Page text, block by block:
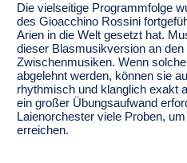
Die vielseitige Programmfolge
des Gioacchino Rossini
Arien in die Welt gesetzt hat.
dieser Blasmusikversion an
Zwischenmusiken. Wenn
abgelehnt werden, können sie
rhythmisch und klanglich exakt
ein großer Übungsaufwand
Laienorchester viele Proben,
erreichen.